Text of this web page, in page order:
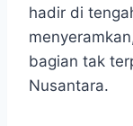
hadir di
bagian tak
Nusantara.